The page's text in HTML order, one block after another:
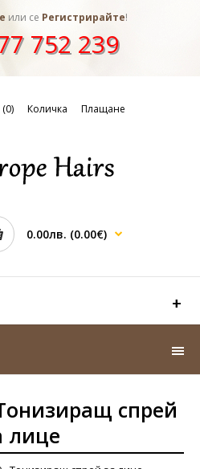
или се Регистрирайте!
752 239
Количка Плащане
0.00лв. (0.00€)
спрей
лице